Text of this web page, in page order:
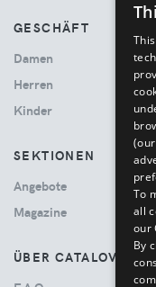
GESCHÄFT
Damen
Herren
Kinder
SEKTIONEN
Angebote
Magazine
ÜBER CATALOVE
To
all
our
By